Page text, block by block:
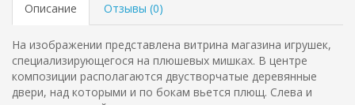
Описание Отзывы (0)
На изображении представлена витрина магазина игрушек,
специализирующегося на плюшевых мишках. В центре
композиции располагаются двустворчатые деревянные
двери, над которыми и по бокам вьется плющ. Слева и